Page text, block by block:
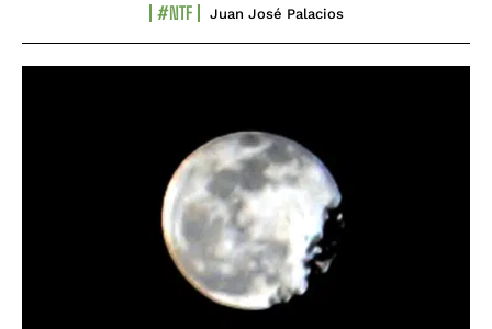
#NTF Juan José Palacios